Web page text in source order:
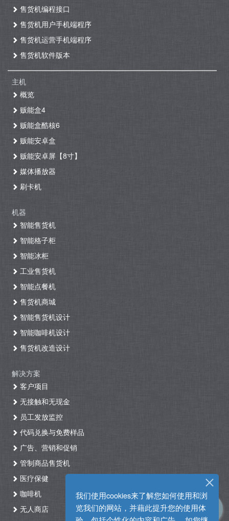
我们使用cookies来了解您如何使用和浏
览我们的网站，并藉此提升您的使用体
售货机编程接口
售货机用户手机端程序
售货机运营手机端程序
售货机软件版本
主机
概览
贩能盒4
贩能盒酷核6
贩能安卓盒
贩能安卓屏【8寸】
媒体播放器
刷卡机
机器
智能售货机
智能格子柜
智能冰柜
工业售货机
智能点餐机
售货机商城
智能售货机设计
智能咖啡机设计
售货机改造设计
解决方案
客户项目
无接触和无现金
员工发放监控
代码兑换与免费样品
广告、营销和促销
管制商品售货机
医疗保健
咖啡机
无人商店